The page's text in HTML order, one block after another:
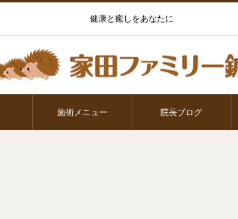
健康と癒しをあなたに
施術メニュー 院長ブログ